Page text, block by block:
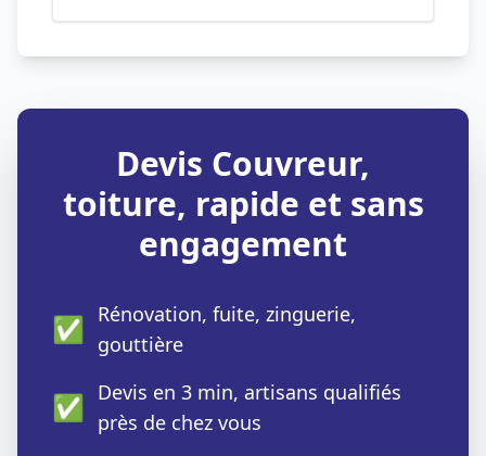
Devis Couvreur,
toiture, rapide et sans
engagement
✅ Rénovation, fuite, zinguerie,
gouttière
✅ Devis en 3 min, artisans qualifiés
près de chez vous